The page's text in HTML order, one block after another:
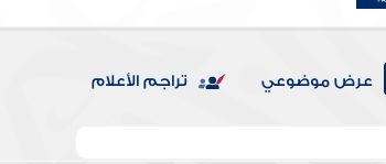
عرض موضوعي تراجم الأعلام